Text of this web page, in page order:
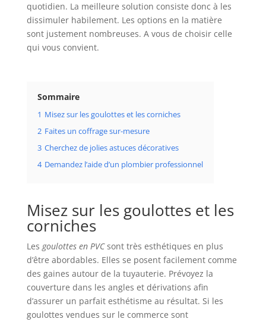
quotidien. La meilleure solution consiste donc à les
dissimuler habilement. Les options en la matière
sont justement nombreuses. A vous de choisir celle
qui vous convient.
Sommaire
1 Misez sur les goulottes et les corniches
2 Faites un coffrage sur-mesure
3 Cherchez de jolies astuces décoratives
4 Demandez l’aide d’un plombier professionnel
Misez sur les goulottes et les
corniches
Les goulottes en PVCsont très esthétiques en plus
d’être abordables. Elles se posent facilement comme
des gaines autour de la tuyauterie. Prévoyez la
couverture dans les angles et dérivations afin
d’assurer un parfait esthétisme au résultat. Si les
goulottes vendues sur le commerce sont